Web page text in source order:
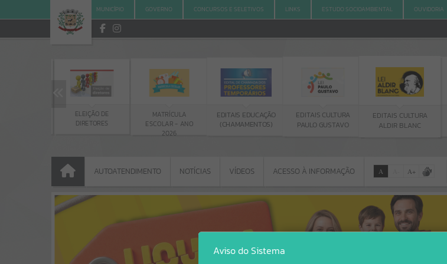
MUNICÍPIO GOVERNO CONCURSOS E SELETIVOS LINKS ESTUDO SOCIOAMBIENTAL OUVIDORIA
ELEIÇÃO DE
DIRETORES
MATRÍCULA
ESCOLAR - ANO
2026
EDITAIS EDUCAÇÃO
(CHAMAMENTOS)
EDITAIS CULTURA
PAULO GUSTAVO
EDITAIS CULTURA
ALDIR BLANC
Portais
Por favor, aguarde...
NOTÍCIAS
SERVIÇOS
PÁGINAS
AUTOATENDIMENTO
AUTOATENDIMENTO
NOTÍCIAS VÍDEOS
VÍDEOS
ACESSO À INFORMAÇÃO A A+
Aviso do Sistema